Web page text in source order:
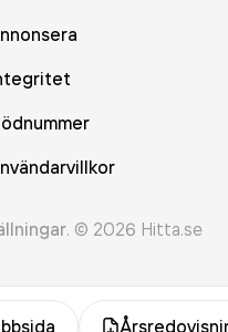
. © 2026 Hitta.se